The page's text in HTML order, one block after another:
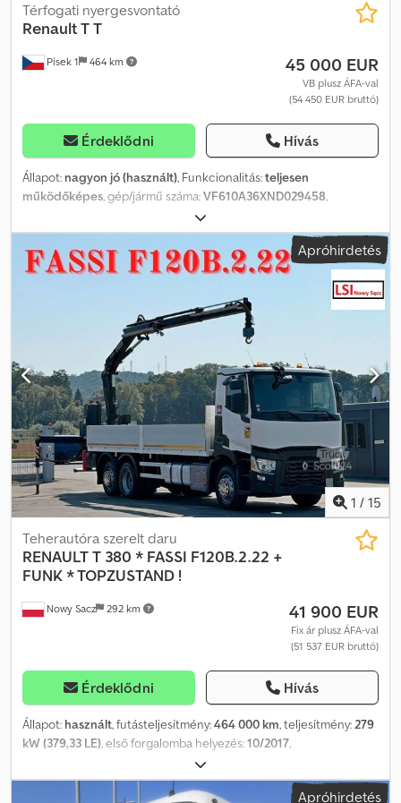
Písek 1 464 km
Térfogati nyergesvontató
Renault TT
45 000 EUR
VB plusz ÁFA-val
(54 450 EUR bruttó)
Érdeklődni Hívás
Állapot: nagyon jó (használt), Funkcionalitás:teljesen
működőképes, gép/jármű száma:VF610A36XND029458,
, teljesítmény:
első forgalomba helyezés:10/2021, üzemanyagtípus:dízel,
maximális teherbírás:18 000 kg, össztömeg:18 000 kg, abroncs
méret:385/55 R22,5 - 295/60 R22,5, tengelyelrendezés:
2
, szín:
alvófülke, hajtástípus:automata
, kibocsátási
, felfüggesztés:levegő , Gyártási év:
, Felszereltség:
ABS, differenciálzár, fedélzeti
számítógép, kipörgésgátló, kompresszor, légkondicionálás,
légterelő, légzsák, navigációs rendszer, tempomat, állófűtés,
KIVÁLÓ ÁLLAPOT - ARANY SZERVIZ - TELJES SZERVIZ Dsdpfx
Abevpd U Eeujkr
Apróhirdetés
1 / 15
Nowy Sacz 292 km
Teherautóra szerelt daru
RENAULTT 380 * FASSI F120B.2.22 +
FUNK * TOPZUSTAND !
41 900 EUR
Fix ár plusz ÁFA-val
(51 537 EUR bruttó)
Érdeklődni Hívás
Állapot: használt, futásteljesítmény:464 000 km, teljesítmény: 279
kW (379,33 LE) , első forgalomba helyezés:10/2017
, össztömeg:
3 tengely, fékek:retarder, szín:fehér, hajtástípus:automata,
6 800 mm, rakodótér szélesség: 2 550 mm,
Apróhirdetés